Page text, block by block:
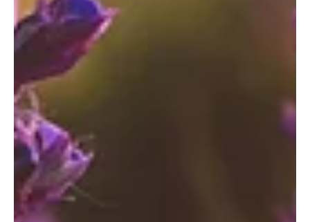
Reflexiones
Desafíos y Renovación en la
Francmasonería: Una Reflexión
Global
Explorando los desafíos contemporáneos de la Francmasonería y
vislumbrando un futuro renovado.